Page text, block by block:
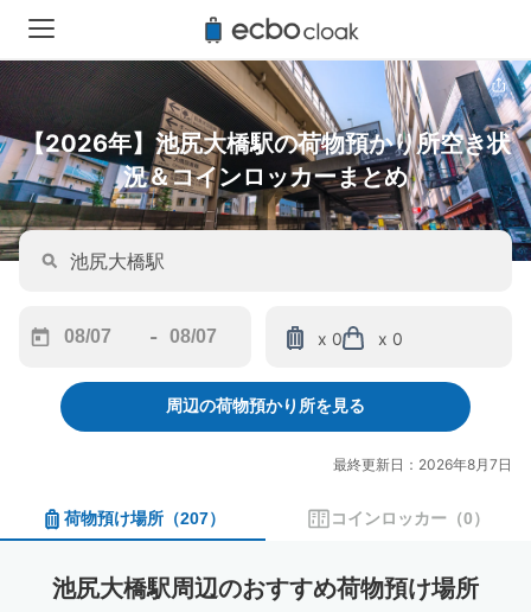
【2026年】池尻大橋駅の荷物預かり所空き状
況＆コインロッカーまとめ
forward
interact
calendar
and
a
date.
-
backward
to
interact
and
a
date.
x 0 x 0
周辺の荷物預かり所を見る
最終更新日：2026年8月7日
荷物預け場所 （207） コインロッカー （0）
池尻大橋駅周辺のおすすめ荷物預け場所